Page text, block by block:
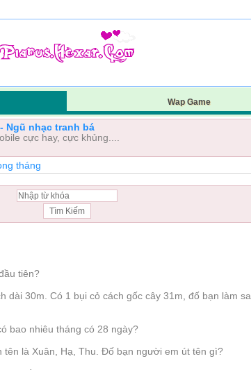
Wap Game
Ngũ nhạc tranh bá
cực hay, cực khủng....
tháng
tiên?
dài 30m. Có 1 bụi cỏ cách gốc cây 31m, đố bạn làm
bao nhiêu tháng có 28 ngày?
là Xuân, Hạ, Thu. Đố bạn người em út tên gì?